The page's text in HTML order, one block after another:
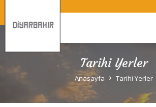
Tarihi Yerler
Anasayfa Tarihi Yerler